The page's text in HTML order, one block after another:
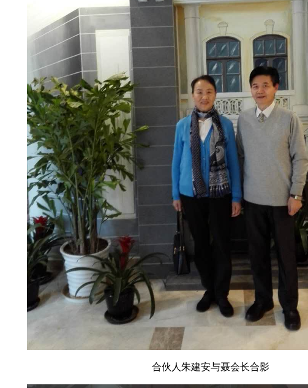
合伙人朱建安与聂会长合影